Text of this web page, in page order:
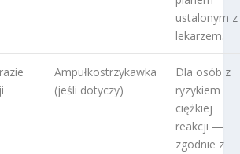
ustalonym z
lekarzem.
Ampułkostrzykawka
(jeśli dotyczy)
Dla osób z
ryzykiem
ciężkiej
reakcji —
zgodnie z